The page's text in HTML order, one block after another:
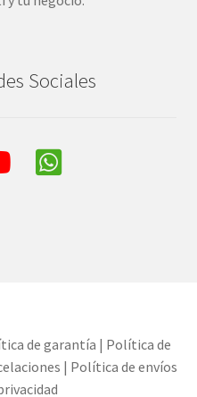
Sociales
de garantía | Política de
| Política de envíos